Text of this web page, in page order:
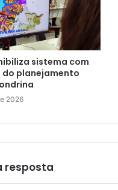
sistema com
planejamento
2026
resposta